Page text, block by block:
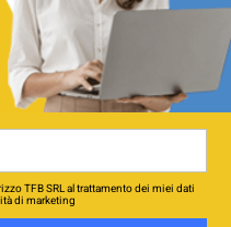
TFB SRL al trattamento dei miei dati
di marketing